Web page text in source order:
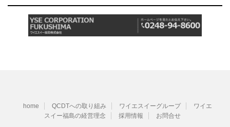
home QCDTへの取り組み ワイエスイーグループ
ワイエ
スイー福島の経営理念
採用情報 お問合せ